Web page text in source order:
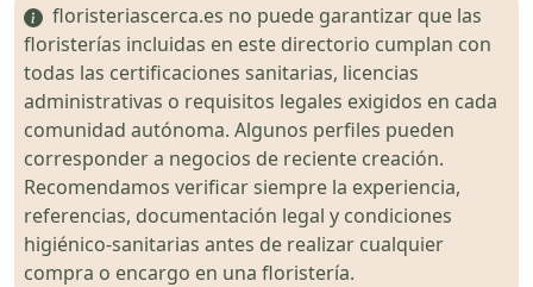
floristeriascerca.es no puede garantizar que las
floristerías incluidas en este directorio cumplan con
todas las certificaciones sanitarias, licencias
administrativas o requisitos legales exigidos en cada
comunidad autónoma. Algunos perfiles pueden
corresponder a negocios de reciente creación.
Recomendamos verificar siempre la experiencia,
referencias, documentación legal y condiciones
higiénico-sanitarias antes de realizar cualquier
compra o encargo en una floristería.